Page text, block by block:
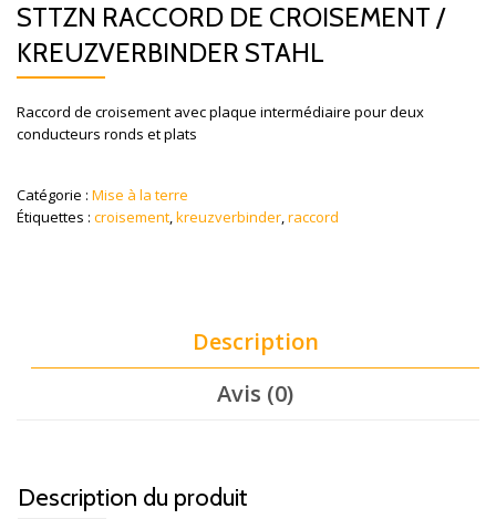
STTZN RACCORD DE CROISEMENT /
KREUZVERBINDER STAHL
Raccord de croisement avec plaque intermédiaire pour deux
conducteurs ronds et plats
Catégorie : Mise à la terre
Étiquettes : croisement,kreuzverbinder,raccord
Description
Avis (0)
Description du produit